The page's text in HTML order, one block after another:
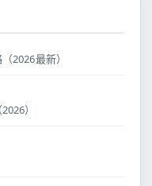
2026最新）
）